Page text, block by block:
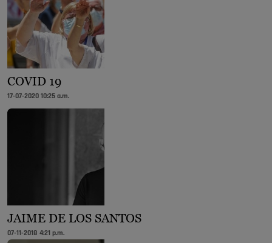
COVID 19
17-07-2020 10:25 a.m.
JAIME DE LOS SANTOS
07-11-2018 4:21 p.m.